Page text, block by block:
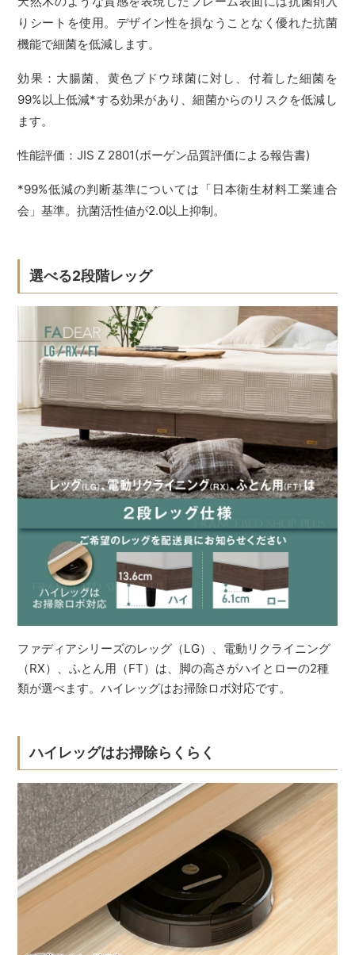
りシートを使用。デザイン性を損なうことなく優れた抗菌
機能で細菌を低減します。
効果：大腸菌、黄色ブドウ球菌に対し、付着した細菌を
99%以上低減*する効果があり、細菌からのリスクを低減し
ます。
性能評価：JIS Z 2801(ボーゲン品質評価による報告書)
*99%低減の判断基準については「日本衛生材料工業連合
会」基準。抗菌活性値が2.0以上抑制。
選べる2段階レッグ
ファディアシリーズのレッグ（LG）、電動リクライニング
（RX）、ふとん用（FT）は、脚の高さがハイとローの2種
類が選べます。ハイレッグはお掃除ロボ対応です。
ハイレッグはお掃除らくらく